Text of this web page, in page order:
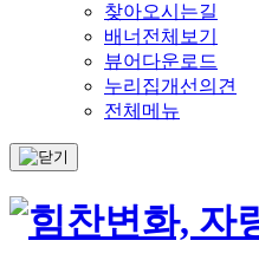
찾아오시는길
배너전체보기
뷰어다운로드
누리집개선의견
전체메뉴